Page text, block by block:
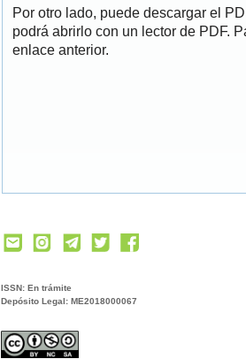
Por otro lado, puede descargar el
podrá abrirlo con un lector de PDF.
enlace anterior.
ISSN: En trámite
Depósito Legal: ME2018000067